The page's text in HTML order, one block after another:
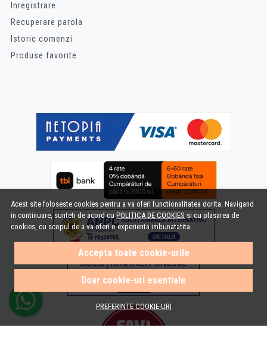
Acest site foloseste cookies pentru a va oferi functionalitatea dorita. Navigand
in continuare, sunteti de acord cuPOLITICA DE COOKIES si cu plasarea de
cookies, cu scopul de a va oferi o experienta imbunatatita.
Accepta toate cookie-urile
Doar cookie-uri esentiale
PREFERINTE COOKIE-URI
Inregistrare
Recuperare parola
Istoric comenzi
Produse favorite